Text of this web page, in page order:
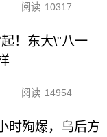
阅读 10317
！东大\"八一
阅读 14954
时殉爆，乌后方